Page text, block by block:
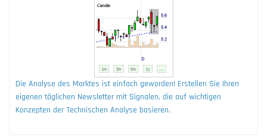
Die Analyse des Marktes ist einfach geworden! Erstellen Sie Ihren
eigenen täglichen Newsletter mit Signalen, die auf wichtigen
Konzepten der Technischen Analyse basieren.